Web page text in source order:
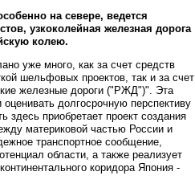
на севере, ведется
узкоколейная железная дорога
колею.
уже много, как за счет средств
шельфовых проектов, так и за счет
железные дороги ("РЖД")". Эта
долгосрочную перспективу
здесь приобретает проект создания
материковой частью России и
транспортное сообщение,
области, а также реализует
коридора Япония -